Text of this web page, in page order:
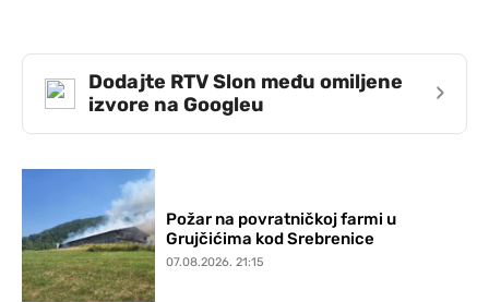
Dodajte RTV Slon među omiljene
izvore na Googleu
›
Požar na povratničkoj farmi u
Grujčićima kod Srebrenice
07.08.2026. 21:15